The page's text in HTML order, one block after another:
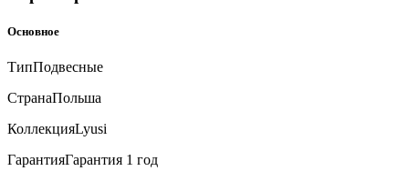
Основное
ТипПодвесные
СтранаПольша
КоллекцияLyusi
ГарантияГарантия 1 год